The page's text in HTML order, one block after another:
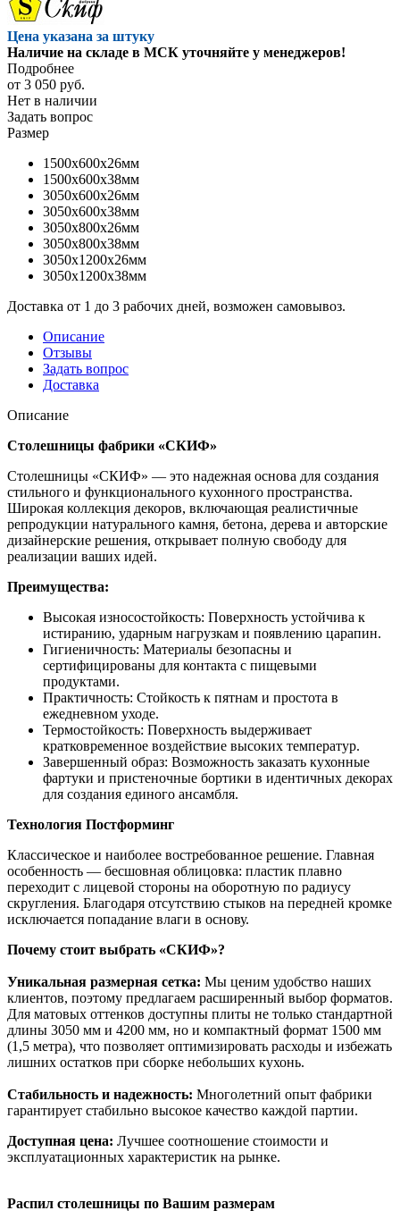
Цена указана за штуку
Наличие на складе в МСК уточняйте у менеджеров!
Подробнее
от 3 050 руб.
Нет в наличии
Задать вопрос
Размер
1500x600x26мм
1500x600x38мм
3050x600x26мм
3050x600x38мм
3050x800x26мм
3050x800x38мм
3050x1200x26мм
3050x1200x38мм
Доставка от 1 до 3 рабочих дней, возможен самовывоз.
Описание
Отзывы
Задать вопрос
Доставка
Описание
Столешницы фабрики «СКИФ»
Столешницы «СКИФ» — это надежная основа для создания
стильного и функционального кухонного пространства.
Широкая коллекция декоров, включающая реалистичные
репродукции натурального камня, бетона, дерева и авторские
дизайнерские решения, открывает полную свободу для
реализации ваших идей.
Преимущества:
Высокая износостойкость: Поверхность устойчива к
истиранию, ударным нагрузкам и появлению царапин.
Гигиеничность: Материалы безопасны и
сертифицированы для контакта с пищевыми
продуктами.
Практичность: Стойкость к пятнам и простота в
ежедневном уходе.
Термостойкость: Поверхность выдерживает
кратковременное воздействие высоких температур.
Завершенный образ: Возможность заказать кухонные
фартуки и пристеночные бортики в идентичных декорах
для создания единого ансамбля.
Технология Постформинг
Классическое и наиболее востребованное решение. Главная
особенность — бесшовная облицовка: пластик плавно
переходит с лицевой стороны на оборотную по радиусу
скругления. Благодаря отсутствию стыков на передней кромке
исключается попадание влаги в основу.
Почему стоит выбрать «СКИФ»?
Уникальная размерная сетка: Мы ценим удобство наших
клиентов, поэтому предлагаем расширенный выбор форматов.
Для матовых оттенков доступны плиты не только стандартной
длины 3050 мм и 4200 мм, но и компактный формат 1500 мм
(1,5 метра), что позволяет оптимизировать расходы и избежать
лишних остатков при сборке небольших кухонь.
Стабильность и надежность: Многолетний опыт фабрики
гарантирует стабильно высокое качество каждой партии.
Доступная цена: Лучшее соотношение стоимости и
эксплуатационных характеристик на рынке.
Распил столешницы по Вашим размерам